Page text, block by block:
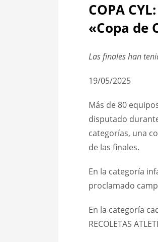
COPA
«Copa de
Las finales han
19/05/2025
Más de 80
disputado
categorías, una
de las finales.
En la categoría
proclamado
En la categoría
RECOLETAS